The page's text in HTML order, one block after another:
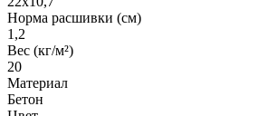
Норма расшивки (см)
1,2
Вес (кг/м²)
20
Материал
Бетон